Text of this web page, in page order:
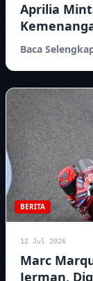
Aprilia
Baca
BERITA
12 Jul 2026
Marc
Jerman,